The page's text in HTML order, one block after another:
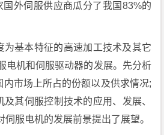
外伺服供应商瓜分了我国83%的
为基本特征的高速加工技术及其它
电机和伺服驱动器的发展。先分析
市场上所占的份额以及供求情况;
其伺服控制技术的应用、发展、
服电机的发展前景提出了展望。